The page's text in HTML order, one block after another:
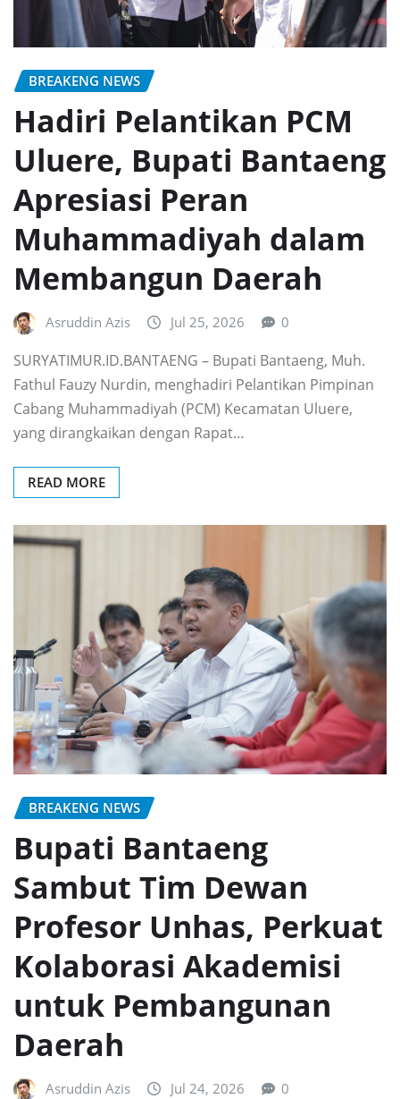
BREAKENG NEWS
Hadiri Pelantikan PCM
Uluere, Bupati Bantaeng
Apresiasi Peran
Muhammadiyah dalam
Membangun Daerah
Asruddin Azis Jul 25, 2026 0
SURYATIMUR.ID.BANTAENG – Bupati Bantaeng, Muh.
Fathul Fauzy Nurdin, menghadiri Pelantikan Pimpinan
Cabang Muhammadiyah (PCM) Kecamatan Uluere,
yang dirangkaikan dengan Rapat…
READ MORE
BREAKENG NEWS
Bupati Bantaeng
Sambut Tim Dewan
Profesor Unhas, Perkuat
Kolaborasi Akademisi
untuk Pembangunan
Daerah
Asruddin Azis Jul 24, 2026 0